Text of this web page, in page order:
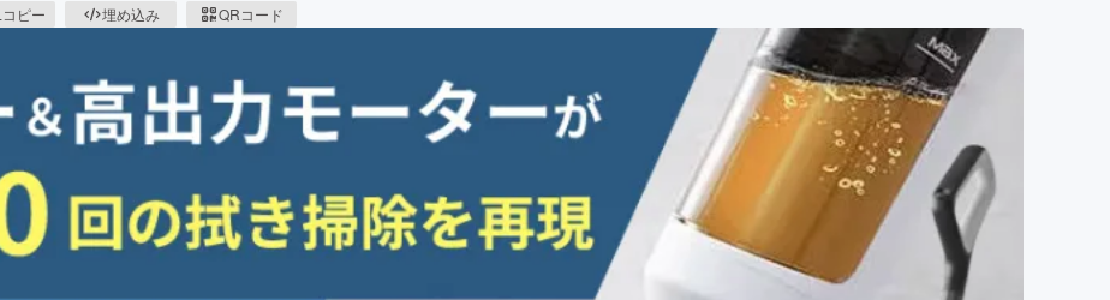
ピー 埋め込み QRコード